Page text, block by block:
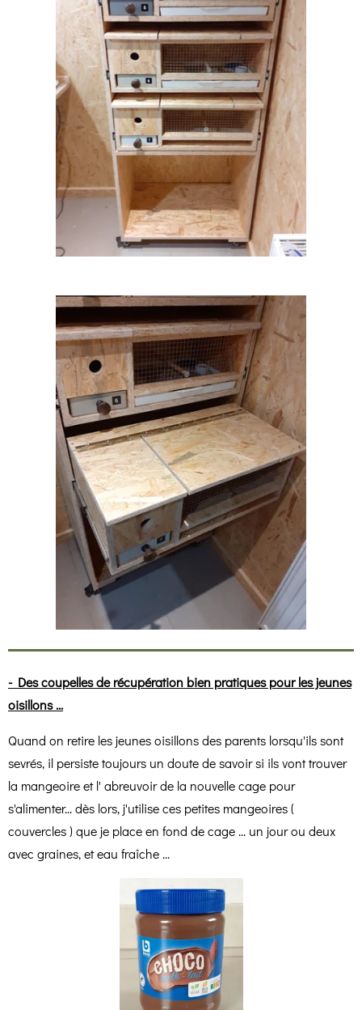
- Des coupelles de récupération bien pratiques pour les jeunes
oisillons ...
Quand on retire les jeunes oisillons des parents lorsqu'ils sont
sevrés, il persiste toujours un doute de savoir si ils vont trouver
la mangeoire et l' abreuvoir de la nouvelle cage pour
s'alimenter... dès lors, j'utilise ces petites mangeoires (
couvercles ) que je place en fond de cage ... un jour ou deux
avec graines, et eau fraîche ...